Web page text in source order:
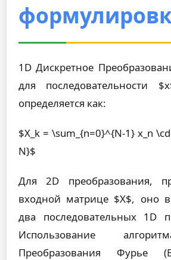
1D Дискретное
для последовательности
определяется как:
$X_k = \sum_{n=0}^{N-1} x_n
N}$
Для 2D преобразования,
входной матрице $X$, оно
два последовательных 1D
Использование
Преобразования Фурье